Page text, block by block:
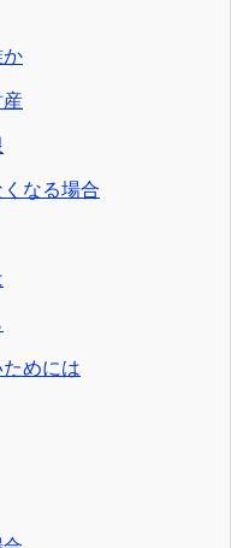
か
産
なる場合
めには